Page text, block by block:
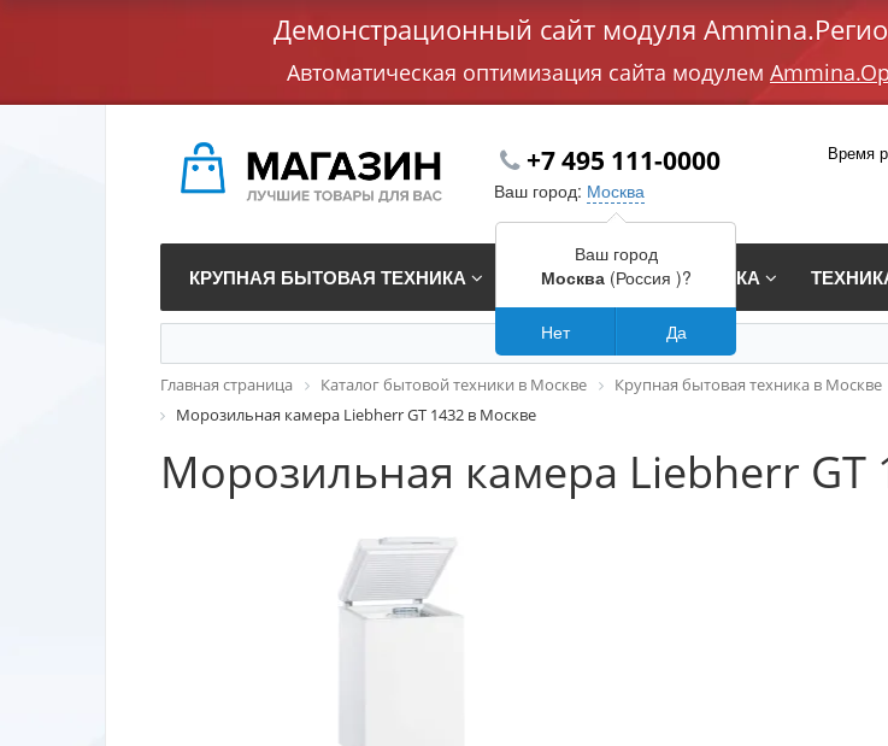
Демонстрационный сайт модуля
Автоматическая оптимизация сайта модулем
+7 495 111-0000
Ваш город: Москва
Время
КРУПНАЯ БЫТОВАЯ ТЕХНИКА ВСТРАИВАЕМАЯ ТЕХНИКА
Главная страница Каталог бытовой техники в Москве Крупная бытовая техника в Москве
Морозильная камера Liebherr GT 1432 в Москве
Морозильная камера Liebherr GT
Ваш город
Москва(Россия )?
Нет Да